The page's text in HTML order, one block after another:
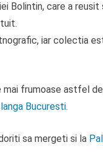
Bolintin, care a
iar colectia
frumoase astfel
Bucuresti.
sa mergeti si la